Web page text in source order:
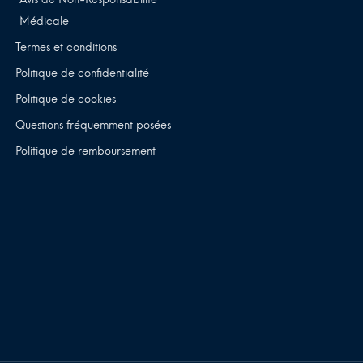
Médicale
Termes et conditions
Politique de confidentialité
Politique de cookies
Questions fréquemment posées
Politique de remboursement